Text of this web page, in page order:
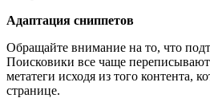
Адаптация сниппетов
Обращайте внимание на то, что
Поисковики все чаще
метатеги исходя из того контента,
странице.